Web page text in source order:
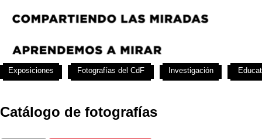
Catálogo de fotografías
Exposiciones Fotografías del CdF Investigación